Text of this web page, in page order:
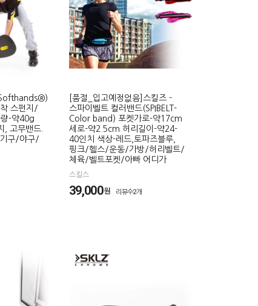
스펀지/
-약40g
, 고무밴드.
구/야구/
[품절_입고예정없음]스킬즈 -
스파이벨트 컬러밴드(SPIBELT-
Color band) 포켓가로-약17cm
세로-약2.5cm 허리길이-약24-
40인치 색상-레드,토파즈블루,
핑크/헬스/운동/가방/허리벨트/
체육/벨트포켓/아빠 어디가
스킬스
39,000원 리뷰수2개